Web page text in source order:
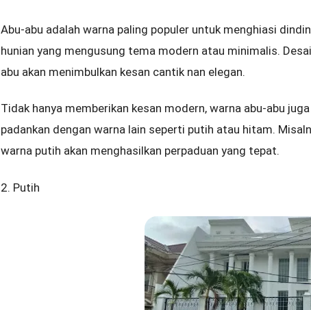
Abu-abu adalah warna paling populer untuk menghiasi
hunian yang mengusung tema modern atau minimalis.
abu akan menimbulkan kesan cantik nan elegan.
Tidak hanya memberikan kesan modern, warna abu-abu
padankan dengan warna lain seperti putih atau hitam.
warna putih akan menghasilkan perpaduan yang tepat.
2. Putih